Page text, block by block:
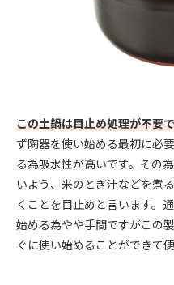
この土鍋は目止め処理が不要
ず陶器を使い始める最初に必
る為吸水性が高いです。その
いよう、米のとぎ汁などを煮
くことを目止めと言います。
始める為やや手間ですがこの
ぐに使い始めることができて便